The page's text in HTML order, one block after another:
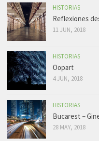
HISTORIAS
Reflexiones
11 JUN, 2018
HISTORIAS
Oopart
4 JUN, 2018
HISTORIAS
Bucarest –
28 MAY, 2018